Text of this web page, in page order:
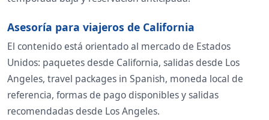
Asesoría para viajeros de California
El contenido está orientado al mercado de Estados
Unidos: paquetes desde California, salidas desde Los
Angeles, travel packages in Spanish, moneda local de
referencia, formas de pago disponibles y salidas
recomendadas desde Los Angeles.